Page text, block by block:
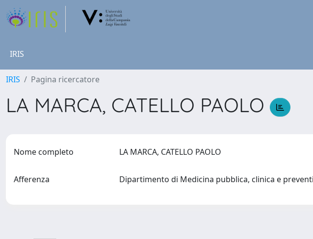
IRIS
IRIS Pagina ricercatore
LA MARCA, CATELLO PAOLO
Nome completo LA MARCA, CATELLO PAOLO
Afferenza Dipartimento di Medicina pubblica, clinica e